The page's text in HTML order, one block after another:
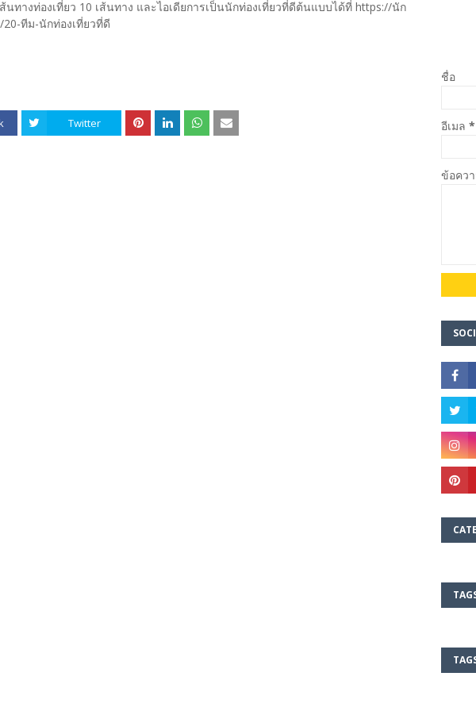
นทางท่องเที่ยว 10 เส้นทาง และไอเดียการเป็นนักท่องเที่ยวที่ดีต้นแบบได้ที่ https://นัก
20-ทีม-นักท่องเที่ยวที่ดี
Twitter
ชื่อ
อีเมล *
ข้อคว